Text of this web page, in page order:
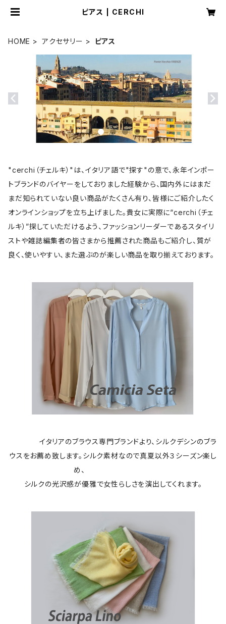
ピアス | CERCHI
HOME アクセサリー ピアス
"cerchi（チェルキ）"は、イタリア語で"探す"の意で、永年インポー
トブランドのバイヤーをしておりました経験から、国内外にはまだ
まだ知られていない良い商品がたくさん有り、皆様にご紹介したく
オンラインショップを立ち上げました。貴女に実際に“cerchi（チェ
ルキ）”探していただけるよう、ファッションリーダーであるスタイリ
ストや雑誌編集者の皆さまから推薦された商品もご紹介し、質が
良く、使いやすい、また選ぶのが楽しい商品を取り揃えております。
イタリアのブラウス専門ブランドより、シルクデシンのブラ
ウスをお薦め致します。シルク素材なので真夏以外３シーズン楽し
め、
シルクの光沢感が優雅で女性らしさを演出してくれます。